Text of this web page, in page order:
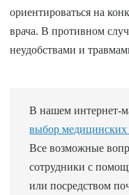
ориентироваться на
врача. В противном
неудобствами и
В нашем интернет-
выбор медицинских
Все возможные
сотрудники с
или посредством